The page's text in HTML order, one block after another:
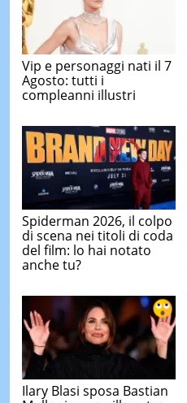
Vip e personaggi nati il 7
Agosto: tutti i
compleanni illustri
Spiderman 2026, il colpo
di scena nei titoli di coda
del film: lo hai notato
anche tu?
Ilary Blasi sposa Bastian